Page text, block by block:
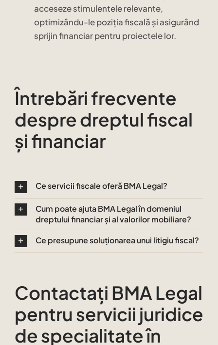
acceseze stimulentele relevante,
optimizându-le poziția fiscală și asigurând
sprijin financiar pentru proiectele lor.
Întrebări frecvente
despre dreptul fiscal
și financiar
Ce servicii fiscale oferă BMA Legal?
Cum poate ajuta BMA Legal în domeniul
dreptului financiar și al valorilor mobiliare?
Ce presupune soluționarea unui litigiu fiscal?
Contactați BMA Legal
pentru servicii juridice
de specialitate în